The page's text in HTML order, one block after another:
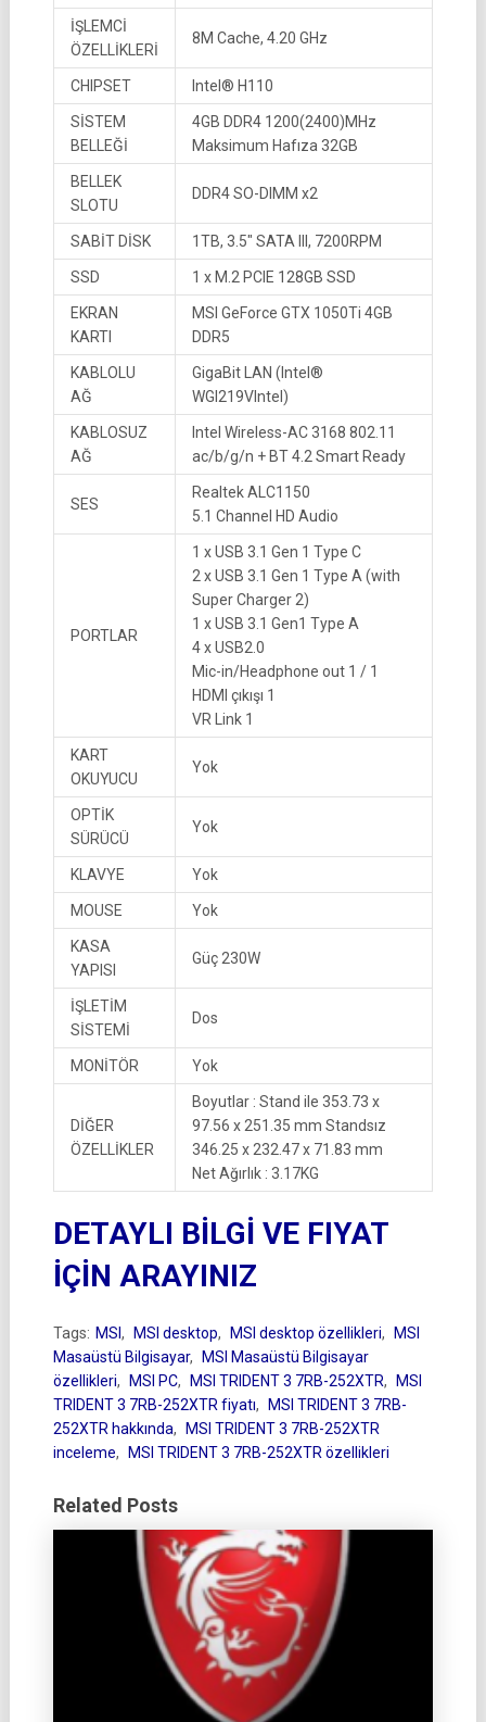
İŞLEMCİ
ÖZELLİKLERİ
8M Cache, 4.20 GHz
CHIPSET Intel® H110
SİSTEM
BELLEĞİ
4GB DDR4 1200(2400)MHz
Maksimum Hafıza 32GB
BELLEK
SLOTU
DDR4 SO-DIMM x2
SABİT DİSK 1TB, 3.5″ SATA III, 7200RPM
SSD 1 x M.2 PCIE 128GB SSD
EKRAN
KARTI
MSI GeForce GTX 1050Ti 4GB
DDR5
KABLOLU
AĞ
GigaBit LAN (Intel®
WGI219VIntel)
KABLOSUZ
AĞ
Intel Wireless-AC 3168 802.11
ac/b/g/n + BT 4.2 Smart Ready
SES
Realtek ALC1150
5.1 Channel HD Audio
PORTLAR
1 x USB 3.1 Gen 1 Type C
2 x USB 3.1 Gen 1 Type A (with
Super Charger 2)
1 x USB 3.1 Gen1 Type A
4 x USB2.0
Mic-in/Headphone out 1 / 1
HDMI çıkışı 1
VR Link 1
KART
OKUYUCU
Yok
OPTİK
SÜRÜCÜ
Yok
KLAVYE Yok
MOUSE Yok
KASA
YAPISI
Güç 230W
İŞLETİM
SİSTEMİ
Dos
MONİTÖR Yok
DİĞER
ÖZELLİKLER
Boyutlar : Stand ile 353.73 x
97.56 x 251.35 mm Standsız
346.25 x 232.47 x 71.83 mm
Net Ağırlık : 3.17KG
DETAYLI BİLGİ VE FIYAT
İÇİN ARAYINIZ
Tags: MSI , MSI desktop, MSI desktop özellikleri,
MSI
Masaüstü Bilgisayar,
MSI Masaüstü Bilgisayar
özellikleri, MSI PC, MSI TRIDENT 3 7RB-252XTR,
MSI
TRIDENT 3 7RB-252XTR fiyatı,
MSI TRIDENT 3 7RB-
252XTR hakkında,
MSI TRIDENT 3 7RB-252XTR
inceleme, MSI TRIDENT 3 7RB-252XTR özellikleri
Related Posts